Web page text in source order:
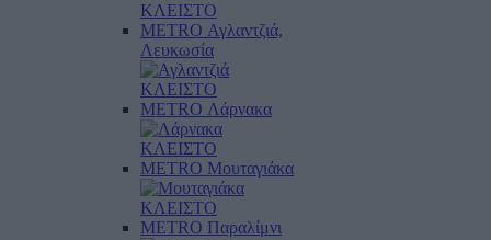
ΚΛΕΙΣΤΟ
METRO Αγλαντζιά,
Λευκωσία
ΚΛΕΙΣΤΟ
METRO Λάρνακα
ΚΛΕΙΣΤΟ
METRO Μουταγιάκα
ΚΛΕΙΣΤΟ
METRO Παραλίμνι